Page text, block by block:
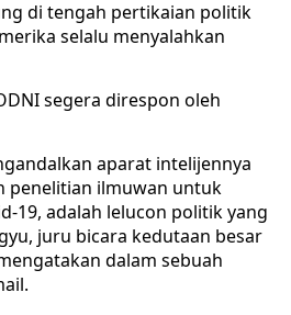
di tengah pertikaian politik
selalu menyalahkan
segera direspon oleh
aparat intelijennya
penelitian ilmuwan untuk
19, adalah lelucon politik yang
juru bicara kedutaan besar
dalam sebuah